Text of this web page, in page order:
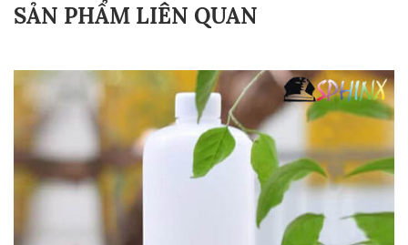
SẢN PHẨM LIÊN QUAN